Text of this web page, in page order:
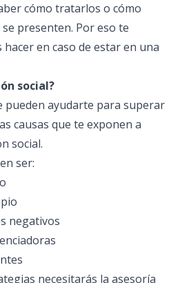
cómo tratarlos o cómo
presenten. Por eso te
en caso de estar en una
social?
pueden ayudarte para superar
causas que te exponen a
social.
ser:
negativos
necesitarás la asesoría